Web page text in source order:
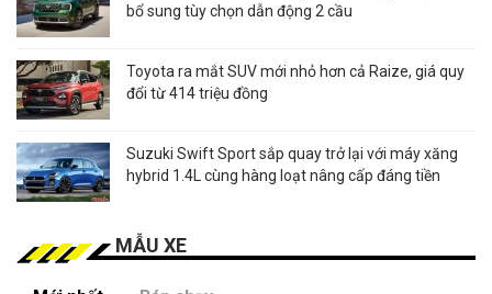
bổ sung tùy chọn dẫn động 2 cầu
Toyota ra mắt SUV mới nhỏ hơn cả Raize, giá quy
đổi từ 414 triệu đồng
Suzuki Swift Sport sắp quay trở lại với máy xăng
hybrid 1.4L cùng hàng loạt nâng cấp đáng tiền
MẪU XE